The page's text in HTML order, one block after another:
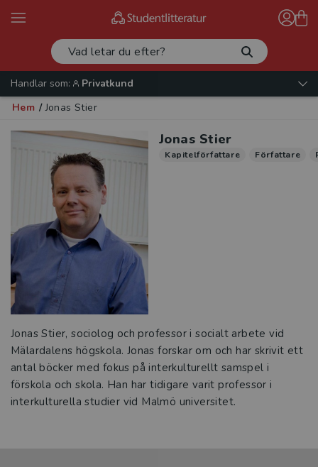
Handlar som:
Privatkund
Hem / Jonas Stier
Jonas Stier
Kapitelförfattare Författare
Jonas Stier, sociolog och professor i socialt arbete vid
Mälardalens högskola. Jonas forskar om och har skrivit ett
antal böcker med fokus på interkulturellt samspel i
förskola och skola. Han har tidigare varit professor i
interkulturella studier vid Malmö universitet.